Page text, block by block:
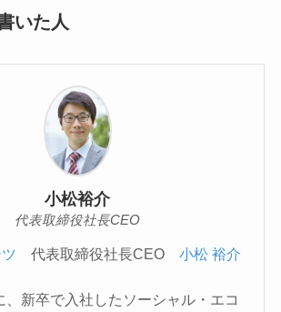
いた人
小松裕介
代表取締役社長CEO
代表取締役社長CEO 小松 裕介
、新卒で入社したソーシャル・エコ